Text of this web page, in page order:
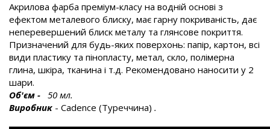
Акрилова фарба преміум-класу на водній основі з
ефектом металевого блиску, має гарну покриваність, дає
неперевершений блиск металу та глянсове покриття.
Призначений для будь-яких поверхонь: папір, картон, всі
види пластику та пінопласту, метал, скло, полімерна
глина, шкіра, тканина і т.д. Рекомендовано наносити у 2
шари.
Об'єм - 50 мл.
Виробник - Cadence (Туреччина) .